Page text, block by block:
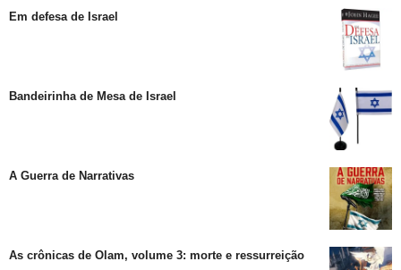
Em defesa de Israel
Bandeirinha de Mesa de Israel
A Guerra de Narrativas
As crônicas de Olam, volume 3: morte e ressurreição